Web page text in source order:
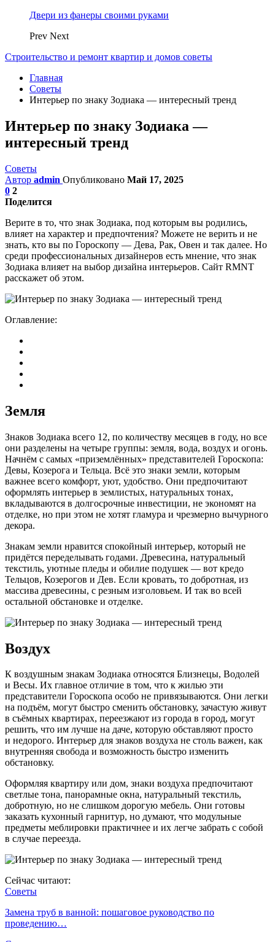
Двери из фанеры своими руками
Prev Next
Строительство и ремонт квартир и домов советы
Главная
Советы
Интерьер по знаку Зодиака — интересный тренд
Интерьер по знаку Зодиака —
интересный тренд
Советы
Автор admin Опубликовано Май 17, 2025
0 2
Поделится
Верите в то, что знак Зодиака, под которым вы родились,
влияет на характер и предпочтения? Можете не верить и не
знать, кто вы по Гороскопу — Дева, Рак, Овен и так далее. Но
среди профессиональных дизайнеров есть мнение, что знак
Зодиака влияет на выбор дизайна интерьеров. Сайт RMNT
расскажет об этом.
Оглавление:
Земля
Знаков Зодиака всего 12, по количеству месяцев в году, но все
они разделены на четыре группы: земля, вода, воздух и огонь.
Начнём с самых «приземлённых» представителей Гороскопа:
Девы, Козерога и Тельца. Всё это знаки земли, которым
важнее всего комфорт, уют, удобство. Они предпочитают
оформлять интерьер в землистых, натуральных тонах,
вкладываются в долгосрочные инвестиции, не экономят на
отделке, но при этом не хотят гламура и чрезмерно вычурного
декора.
Знакам земли нравится спокойный интерьер, который не
придётся переделывать годами. Древесина, натуральный
текстиль, уютные пледы и обилие подушек — вот кредо
Тельцов, Козерогов и Дев. Если кровать, то добротная, из
массива древесины, с резным изголовьем. И так во всей
остальной обстановке и отделке.
Воздух
К воздушным знакам Зодиака относятся Близнецы, Водолей
и Весы. Их главное отличие в том, что к жилью эти
представители Гороскопа особо не привязываются. Они легки
на подъём, могут быстро сменить обстановку, зачастую живут
в съёмных квартирах, переезжают из города в город, могут
решить, что им лучше на даче, которую обставляют просто
и недорого. Интерьер для знаков воздуха не столь важен, как
внутренняя свобода и возможность быстро изменить
обстановку.
Оформляя квартиру или дом, знаки воздуха предпочитают
светлые тона, панорамные окна, натуральный текстиль,
добротную, но не слишком дорогую мебель. Они готовы
заказать кухонный гарнитур, но думают, что модульные
предметы меблировки практичнее и их легче забрать с собой
в случае переезда.
Сейчас читают:
Советы
Замена труб в ванной: пошаговое руководство по
проведению…